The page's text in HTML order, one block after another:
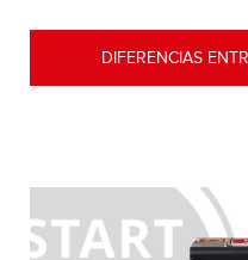
DIFERENCIAS